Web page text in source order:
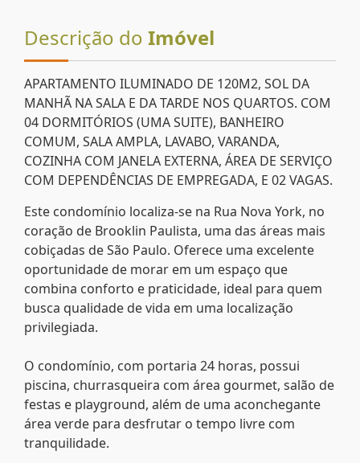
Descrição do Imóvel
APARTAMENTO ILUMINADO DE 120M2, SOL DA
MANHÃ NA SALA E DA TARDE NOS QUARTOS. COM
04 DORMITÓRIOS (UMA SUITE), BANHEIRO
COMUM, SALA AMPLA, LAVABO, VARANDA,
COZINHA COM JANELA EXTERNA, ÁREA DE SERVIÇO
COM DEPENDÊNCIAS DE EMPREGADA, E 02 VAGAS.
Este condomínio localiza-se na Rua Nova York, no
coração de Brooklin Paulista, uma das áreas mais
cobiçadas de São Paulo. Oferece uma excelente
oportunidade de morar em um espaço que
combina conforto e praticidade, ideal para quem
busca qualidade de vida em uma localização
privilegiada.
O condomínio, com portaria 24 horas, possui
piscina, churrasqueira com área gourmet, salão de
festas e playground, além de uma aconchegante
área verde para desfrutar o tempo livre com
tranquilidade.